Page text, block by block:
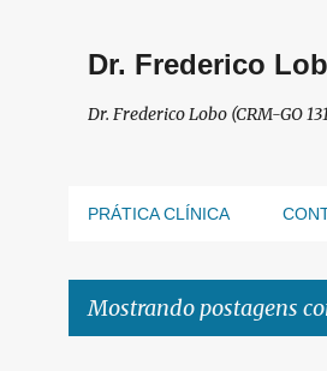
Dr. Frederico
Dr. Frederico Lobo (CRM-GO
PRÁTICA CLÍNICA
Mostrando postagens